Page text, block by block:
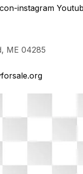
instagram
ME 04285